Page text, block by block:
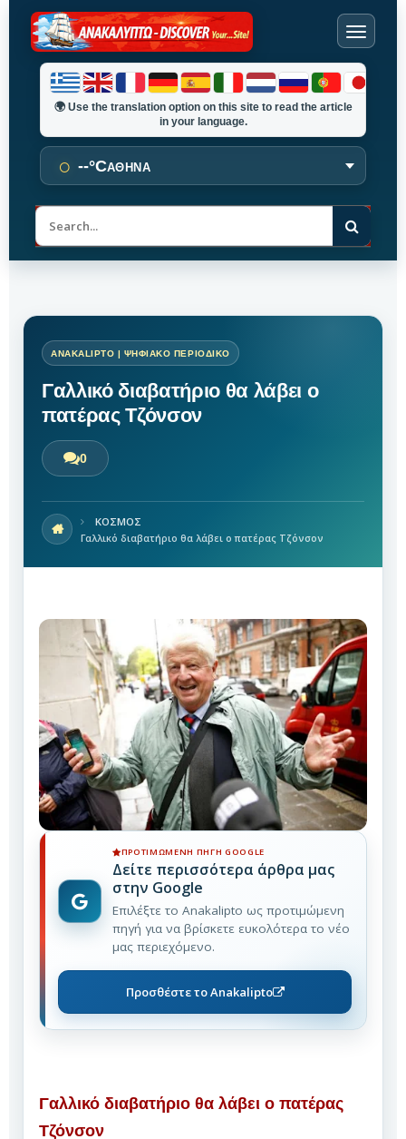
🌍Use the translation option on this site to read the article
in your language.
○ --°CΑΘΗΝΑ
Α
α
ζ
Γαλλικό διαβατήριο θα λάβει ο
πατέρας Τζόνσον
0
ΚΟΣΜΟΣ
Γαλλικό διαβατήριο θα λάβει ο πατέρας Τζόνσον
ΠΡΟΤΙΜΏΜΕΝΗ ΠΗΓΉ GOOGLE
Δείτε περισσότερα άρθρα μας
στην Google
Επιλέξτε το Anakalipto ως προτιμώμενη
πηγή για να βρίσκετε ευκολότερα το νέο
μας περιεχόμενο.
Προσθέστε το Anakalipto
Γαλλικό διαβατήριο θα λάβει ο πατέρας
Τζόνσον